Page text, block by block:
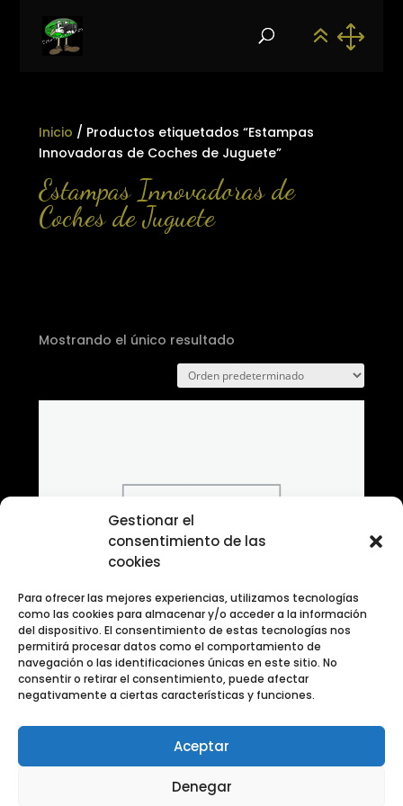
Gestionar el
consentimiento de las
cookies
Para ofrecer las mejores experiencias, utilizamos tecnologías
como las cookies para almacenar y/o acceder a la información
del dispositivo. El consentimiento de estas tecnologías nos
permitirá procesar datos como el comportamiento de
navegación o las identificaciones únicas en este sitio. No
consentir o retirar el consentimiento, puede afectar
negativamente a ciertas características y funciones.
Aceptar
Denegar
Inicio / Productos etiquetados “Estampas
Innovadoras de Coches de Juguete”
Estampas Innovadoras de
Coches de Juguete
Mostrando el único resultado
Banco de fotografias Categoria Transporte